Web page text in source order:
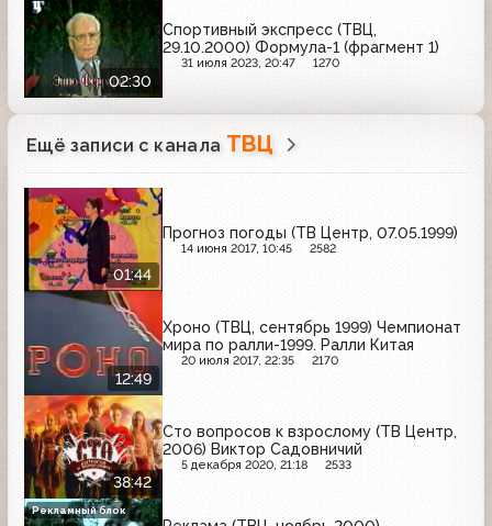
02:30
Спортивный экспресс (ТВЦ,
29.10.2000) Формула-1 (фрагмент 1)
31 июля 2023, 20:47 1270
Ещё записи с канала ТВЦ
01:44
Прогноз погоды (ТВ Центр, 07.05.1999)
14 июня 2017, 10:45 2582
12:49
Хроно (ТВЦ, сентябрь 1999) Чемпионат
мира по ралли-1999. Ралли Китая
20 июля 2017, 22:35 2170
38:42
Сто вопросов к взрослому (ТВ Центр,
2006) Виктор Садовничий
5 декабря 2020, 21:18 2533
Рекламный блок